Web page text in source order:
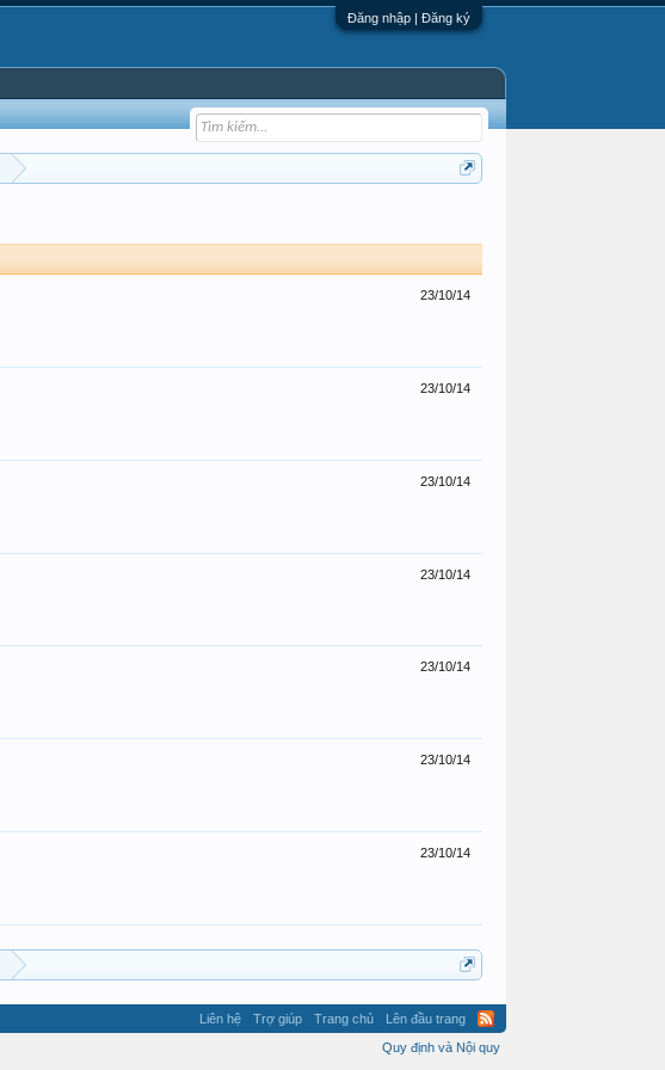
Đăng nhập | Đăng ký
23/10/14
23/10/14
23/10/14
23/10/14
23/10/14
23/10/14
23/10/14
Liên hệ Trợ giúp Trang chủ
Lên đầu trang
Quy định và Nội quy